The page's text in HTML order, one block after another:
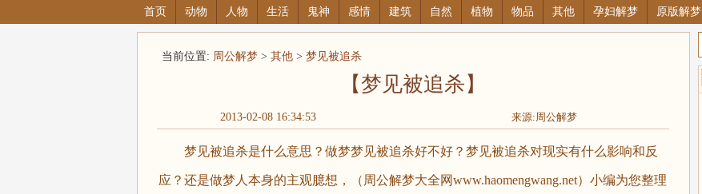
首页 动物 人物 生活 鬼神 感情 建筑 自然 植物 物品 其他 孕妇解梦 原版解梦
当前位置: 周公解梦> 其他> 梦见被追杀
【梦见被追杀】
2013-02-08 16:34:53 来源:周公解梦
梦见被追杀是什么意思？做梦梦见被追杀好不好？梦见被追杀对现实有什么影响和反
应？还是做梦人本身的主观臆想，（周公解梦大全网www.haomengwang.net）小编为您整理